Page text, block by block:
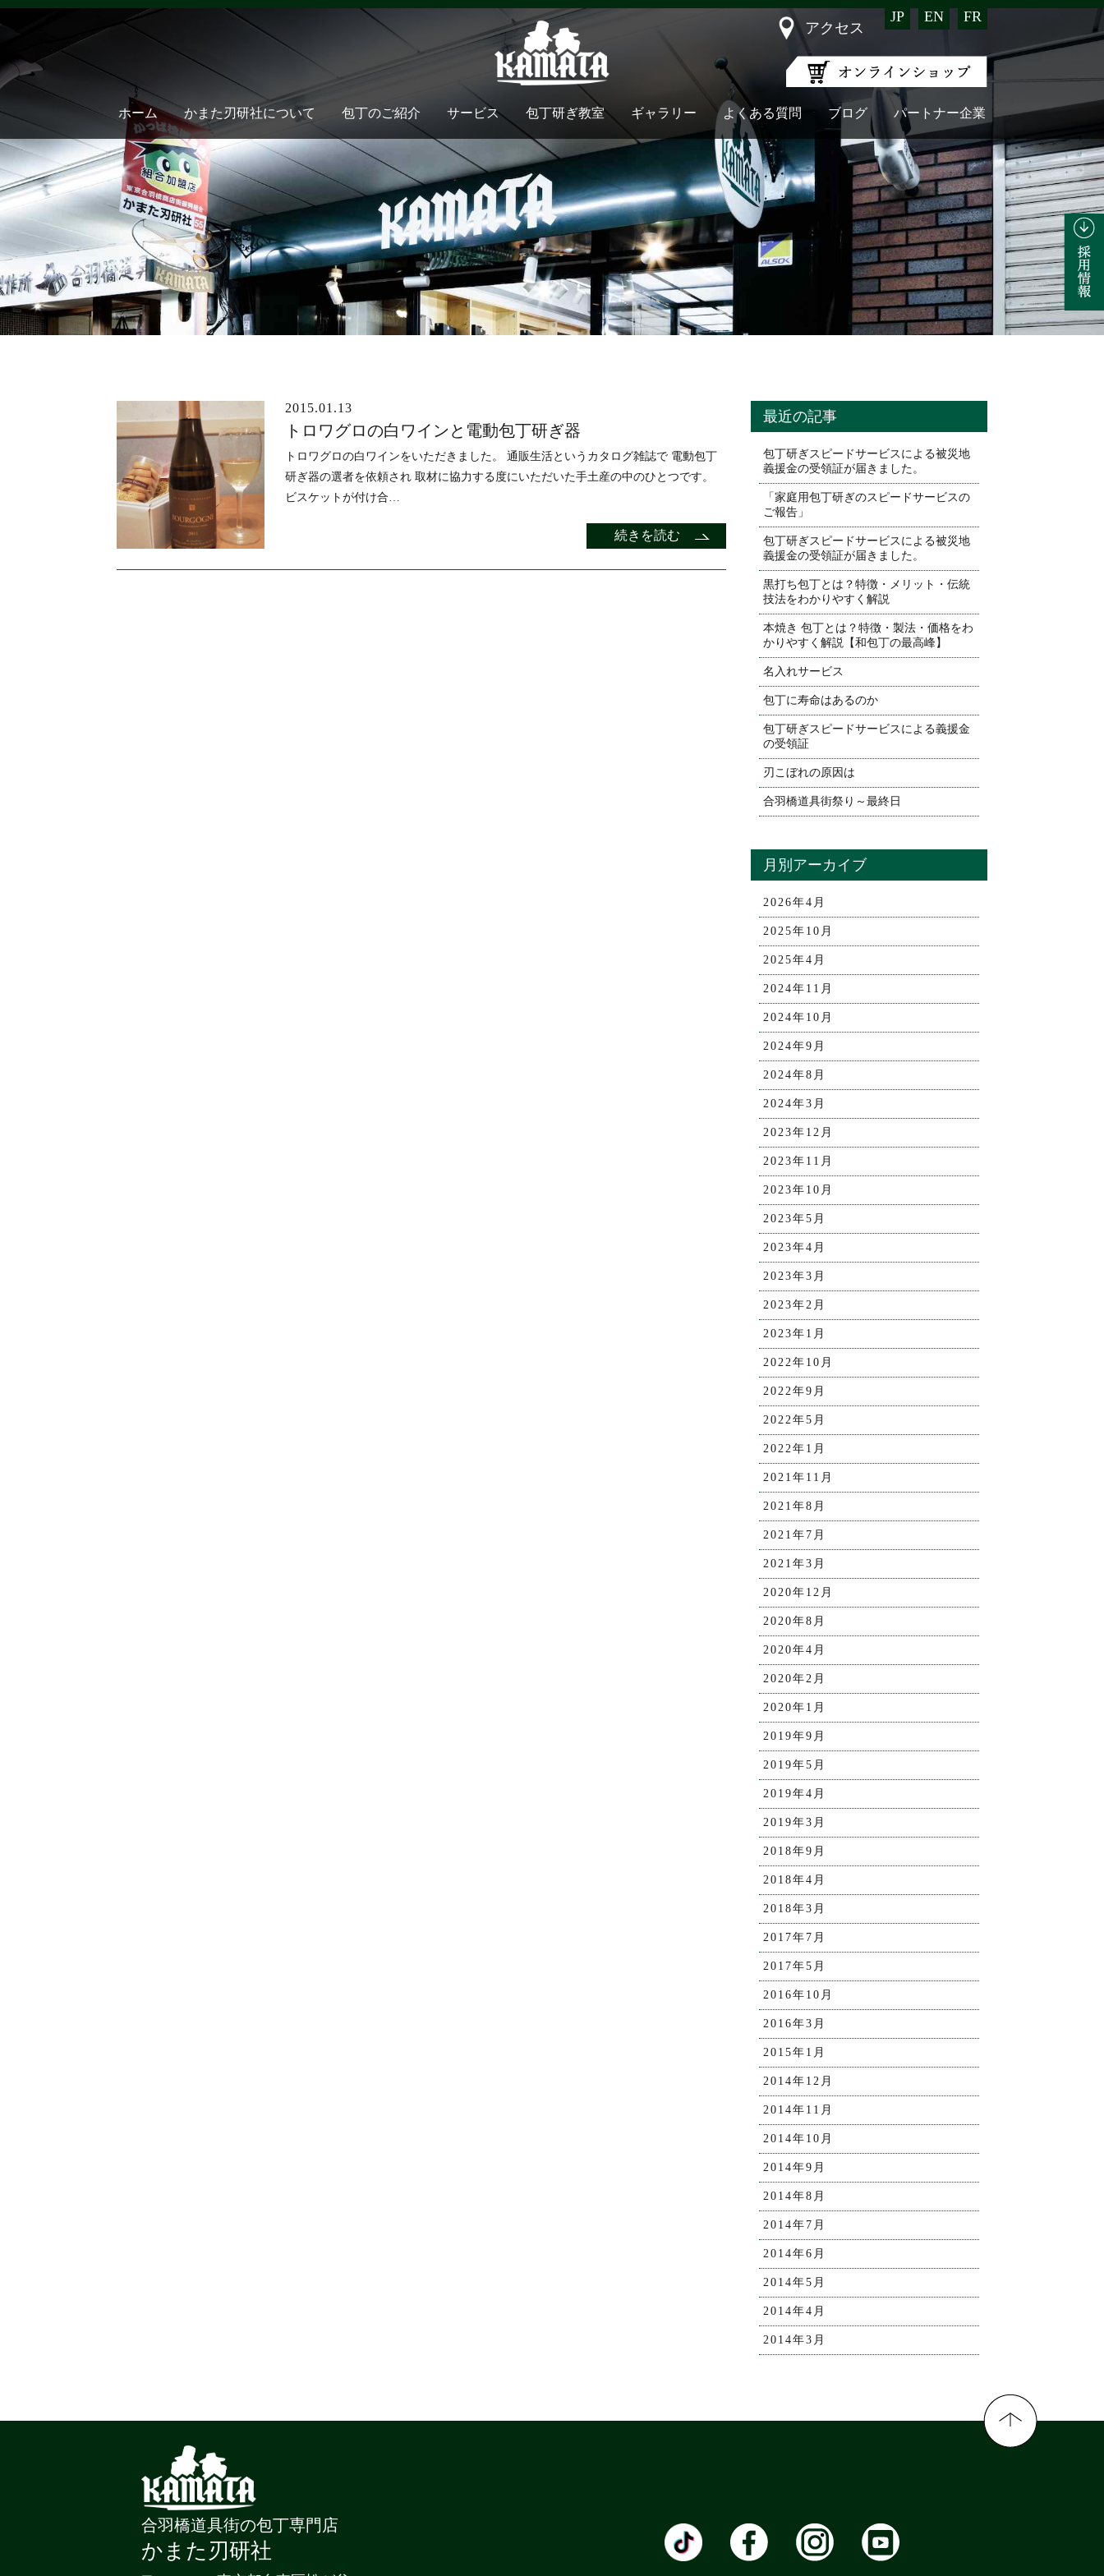
EN FR
JP
ホーム かまた刃研社について 包丁のご紹介 サービス 包丁研ぎ教室 ギャラリー よくある質問 ブログ パートナー企業
アクセス
ブログ 2015.01.13
トロワグロの白ワインと電動包丁研ぎ器
トロワグロの白ワインをいただきました。 通販生活というカタログ雑誌で 電動包丁
研ぎ器の選者を依頼され 取材に協力する度にいただいた手土産の中のひとつです。
ビスケットが付け合…
続きを読む
最近の記事
包丁研ぎスピードサービスによる被災地
義援金の受領証が届きました。
「家庭用包丁研ぎのスピードサービスの
ご報告」
包丁研ぎスピードサービスによる被災地
義援金の受領証が届きました。
黒打ち包丁とは？特徴・メリット・伝統
技法をわかりやすく解説
本焼き 包丁とは？特徴・製法・価格をわ
かりやすく解説【和包丁の最高峰】
名入れサービス
包丁に寿命はあるのか
包丁研ぎスピードサービスによる義援金
の受領証
刃こぼれの原因は
合羽橋道具街祭り～最終日
月別アーカイブ
2026年4月
2025年10月
2025年4月
2024年11月
2024年10月
2024年9月
2024年8月
2024年3月
2023年12月
2023年11月
2023年10月
2023年5月
2023年4月
2023年3月
2023年2月
2023年1月
2022年10月
2022年9月
2022年5月
2022年1月
2021年11月
2021年8月
2021年7月
2021年3月
2020年12月
2020年8月
2020年4月
2020年2月
2020年1月
2019年9月
2019年5月
2019年4月
2019年3月
2018年9月
2018年4月
2018年3月
2017年7月
2017年5月
2016年10月
2016年3月
2015年1月
2014年12月
2014年11月
2014年10月
2014年9月
2014年8月
2014年7月
2014年6月
2014年5月
2014年4月
2014年3月
合羽橋道具街の包丁専門店
かまた刃研社